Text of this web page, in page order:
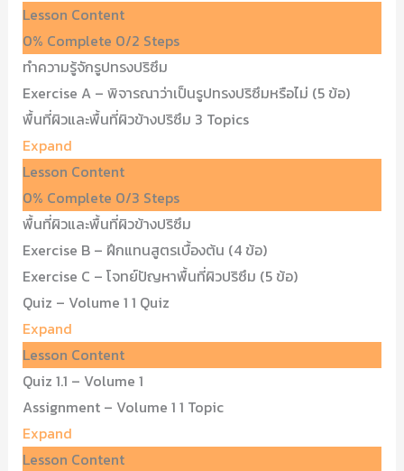
Lesson Content
0% Complete 0/2 Steps
ทำความรู้จักรูปทรงปริซึม
Exercise A – พิจารณาว่าเป็นรูปทรงปริซึมหรือไม่ (5 ข้อ)
พื้นที่ผิวและพื้นที่ผิวข้างปริซึม 3 Topics
Expand
Lesson Content
0% Complete 0/3 Steps
พื้นที่ผิวและพื้นที่ผิวข้างปริซึม
Exercise B – ฝึกแทนสูตรเบื้องต้น (4 ข้อ)
Exercise C – โจทย์ปัญหาพื้นที่ผิวปริซึม (5 ข้อ)
Quiz – Volume 1 1 Quiz
Expand
Lesson Content
Quiz 1.1 – Volume 1
Assignment – Volume 1 1 Topic
Expand
Lesson Content